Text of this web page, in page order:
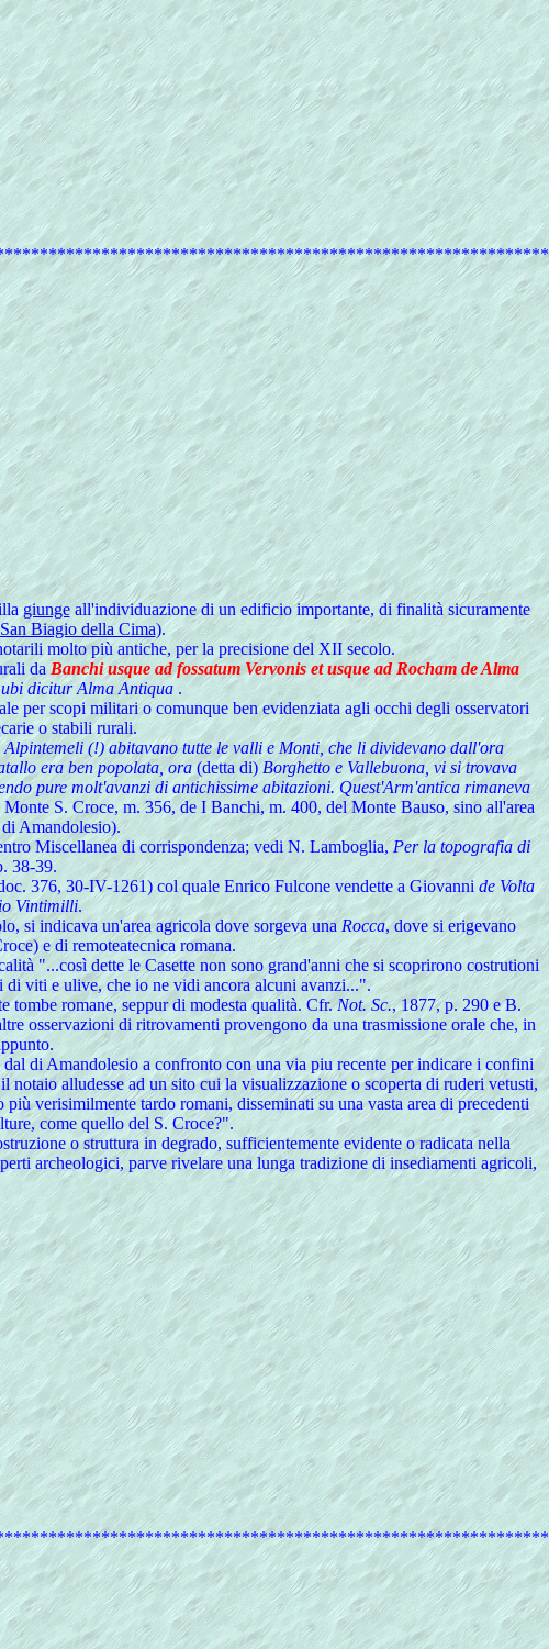
giungeall'individuazione di un edificio importante, di finalità sicuramente
San Biagio della Cima).
molto più antiche, per la precisione del XII secolo.
da Banchi usque ad fossatum Vervonis et usque ad Rocham de Alma
ubi dicitur Alma Antiqua.
per scopi militari o comunque ben evidenziata agli occhi degli osservatori
o stabili rurali.
(!) abitavano tutte le valli e Monti, che li dividevano dall'ora
era ben popolata, ora(detta di)Borghetto e Vallebuona, vi si trovava
pure molt'avanzi di antichissime abitazioni. Quest'Arm'antica rimaneva
S. Croce, m. 356, de I Banchi, m. 400, del Monte Bauso, sino all'area
Amandolesio).
Miscellanea di corrispondenza; vedi N. Lamboglia,Per la topografia di
38-39.
376, 30-IV-1261) col quale Enrico Fulcone vendette a Giovannide Volta
Vintimilli.
si indicava un'area agricola dove sorgeva unaRocca, dove si erigevano
e di remoteatecnica romana.
"...così dette le Casette non sono grand'anni che si scoprirono costrutioni
di viti e ulive, che io ne vidi ancora alcuni avanzi...".
tombe romane, seppur di modesta qualità. Cfr.Not. Sc., 1877, p. 290 e B.
osservazioni di ritrovamenti provengono da una trasmissione orale che, in
dal di Amandolesio a confronto con una via piu recente per indicare i confini
notaio alludesse ad un sito cui la visualizzazione o scoperta di ruderi vetusti,
verisimilmente tardo romani, disseminati su una vasta area di precedenti
come quello del S. Croce?".
o struttura in degrado, sufficientemente evidente o radicata nella
archeologici, parve rivelare una lunga tradizione di insediamenti agricoli,